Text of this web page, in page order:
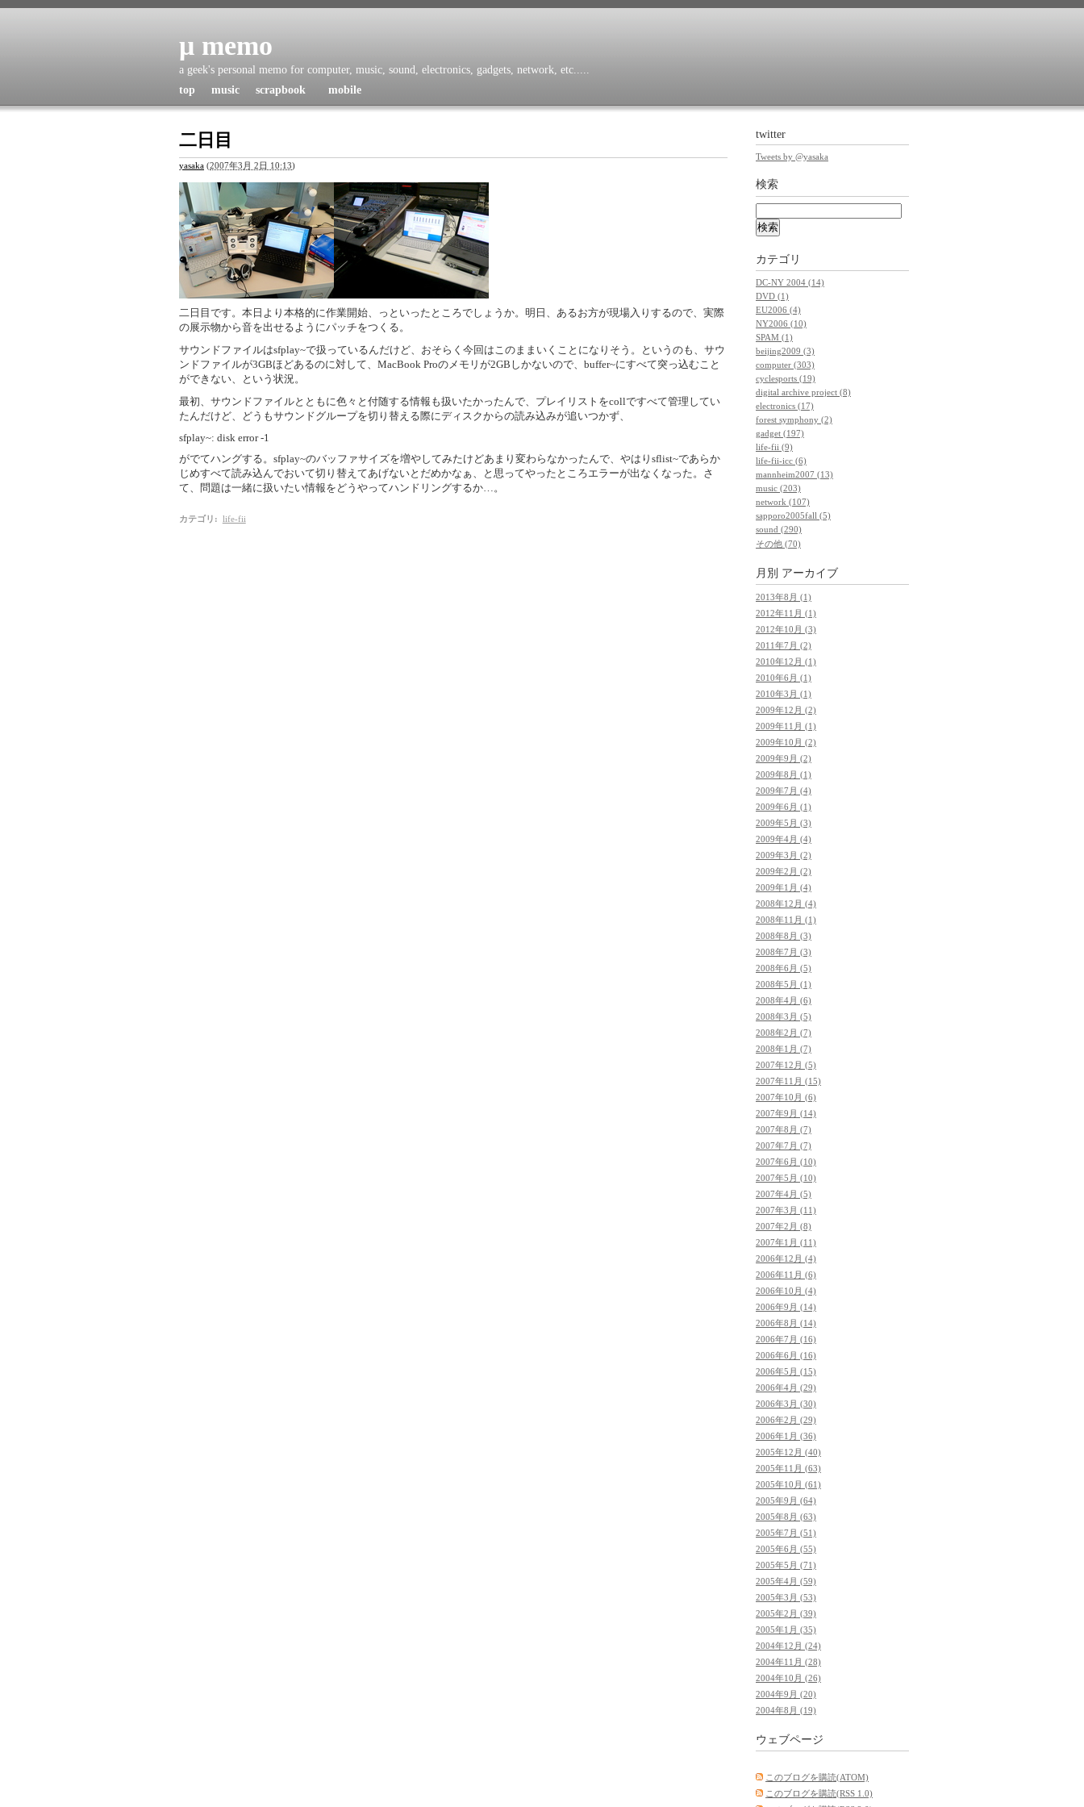
μ memo
a geek's personal memo for computer, music, sound, electronics, gadgets, network, etc.....
top
music scrapbook mobile
二日目
yasaka (2007年3月 2日 10:13)
二日目です。本日より本格的に作業開始、っといったところでしょうか。明日、あるお方が現場入りするので、実際
の展示物から音を出せるようにパッチをつくる。
サウンドファイルはsfplay~で扱っているんだけど、おそらく今回はこのままいくことになりそう。というのも、サウ
ンドファイルが3GBほどあるのに対して、MacBook Proのメモリが2GBしかないので、buffer~にすべて突っ込むこと
ができない、という状況。
最初、サウンドファイルとともに色々と付随する情報も扱いたかったんで、プレイリストをcollですべて管理してい
たんだけど、どうもサウンドグループを切り替える際にディスクからの読み込みが追いつかず、
sfplay~: disk error -1
がでてハングする。sfplay~のバッファサイズを増やしてみたけどあまり変わらなかったんで、やはりsflist~であらか
じめすべて読み込んでおいて切り替えてあげないとだめかなぁ、と思ってやったところエラーが出なくなった。さ
て、問題は一緒に扱いたい情報をどうやってハンドリングするか…。
カテゴリ : life-fii
twitter
Tweets by @yasaka
検索
カテゴリ
DC-NY 2004 (14)
DVD (1)
EU2006 (4)
NY2006 (10)
SPAM (1)
beijing2009 (3)
computer (303)
cyclesports (19)
digital archive project (8)
electronics (17)
forest symphony (2)
gadget (197)
life-fii (9)
life-fii-icc (6)
mannheim2007 (13)
music (203)
network (107)
sapporo2005fall (5)
sound (290)
その他 (70)
月別 アーカイブ
2013年8月 (1)
2012年11月 (1)
2012年10月 (3)
2011年7月 (2)
2010年12月 (1)
2010年6月 (1)
2010年3月 (1)
2009年12月 (2)
2009年11月 (1)
2009年10月 (2)
2009年9月 (2)
2009年8月 (1)
2009年7月 (4)
2009年6月 (1)
2009年5月 (3)
2009年4月 (4)
2009年3月 (2)
2009年2月 (2)
2009年1月 (4)
2008年12月 (4)
2008年11月 (1)
2008年8月 (3)
2008年7月 (3)
2008年6月 (5)
2008年5月 (1)
2008年4月 (6)
2008年3月 (5)
2008年2月 (7)
2008年1月 (7)
2007年12月 (5)
2007年11月 (15)
2007年10月 (6)
2007年9月 (14)
2007年8月 (7)
2007年7月 (7)
2007年6月 (10)
2007年5月 (10)
2007年4月 (5)
2007年3月 (11)
2007年2月 (8)
2007年1月 (11)
2006年12月 (4)
2006年11月 (6)
2006年10月 (4)
2006年9月 (14)
2006年8月 (14)
2006年7月 (16)
2006年6月 (16)
2006年5月 (15)
2006年4月 (29)
2006年3月 (30)
2006年2月 (29)
2006年1月 (36)
2005年12月 (40)
2005年11月 (63)
2005年10月 (61)
2005年9月 (64)
2005年8月 (63)
2005年7月 (51)
2005年6月 (55)
2005年5月 (71)
2005年4月 (59)
2005年3月 (53)
2005年2月 (39)
2005年1月 (35)
2004年12月 (24)
2004年11月 (28)
2004年10月 (26)
2004年9月 (20)
2004年8月 (19)
ウェブページ
このブログを購読(ATOM)
このブログを購読(RSS 1.0)